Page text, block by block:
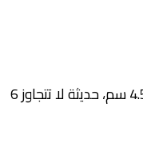
صورتان بخلفية بيضاء، قياس 3.5 × 4.5 سم، حديثة لا تتجاوز 6